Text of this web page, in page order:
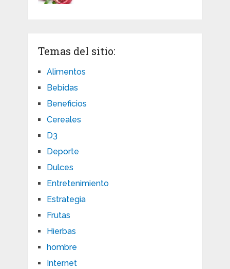
Temas del sitio:
Alimentos
Bebidas
Beneficios
Cereales
D3
Deporte
Dulces
Entretenimiento
Estrategia
Frutas
Hierbas
hombre
Internet